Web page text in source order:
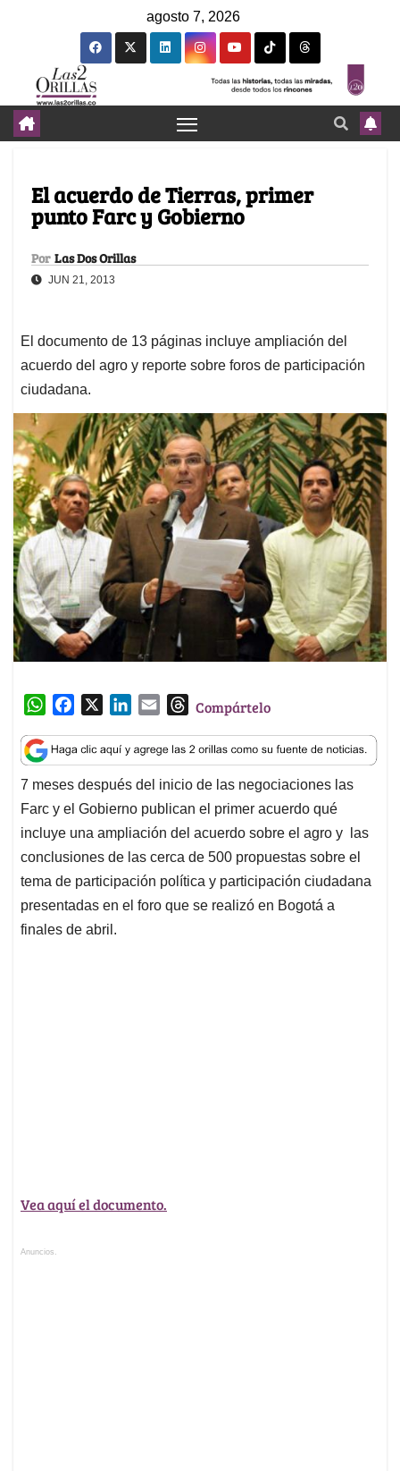
agosto 7, 2026
El acuerdo de Tierras, primer
punto Farc y Gobierno
Por Las Dos Orillas
JUN 21, 2013
El documento de 13 páginas incluye ampliación del
acuerdo del agro y reporte sobre foros de participación
ciudadana.
W
a
t
s
A
p
p
c
e
b
o
o
k
n
k
e
d
I
n
a
i
l
T
r
e
a
d
s
Compártelo
7 meses después del inicio de las negociaciones las
Farc y el Gobierno publican el primer acuerdo qué
incluye una ampliación del acuerdo sobre el agro y las
conclusiones de las cerca de 500 propuestas sobre el
tema de participación política y participación ciudadana
presentadas en el foro que se realizó en Bogotá a
finales de abril.
Vea aquí el documento.
Anuncios.